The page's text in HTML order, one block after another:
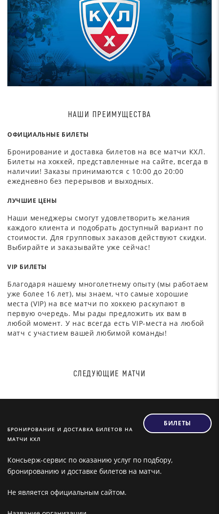
НАШИ ПРЕИМУЩЕСТВА
ОФИЦИАЛЬНЫЕ БИЛЕТЫ
Бронирование и доставка билетов на все матчи КХЛ.
Билеты на хоккей, представленные на сайте, всегда в
наличии! Заказы принимаются с 10:00 до 20:00
ежедневно без перерывов и выходных.
ЛУЧШИЕ ЦЕНЫ
Наши менеджеры смогут удовлетворить желания
каждого клиента и подобрать доступный вариант по
стоимости. Для групповых заказов действуют скидки.
Выбирайте и заказывайте уже сейчас!
VIP БИЛЕТЫ
Благодаря нашему многолетнему опыту (мы работаем
уже более 16 лет), мы знаем, что самые хорошие
места (VIP) на все матчи по хоккею раскупают в
первую очередь. Мы рады предложить их вам в
любой момент. У нас всегда есть VIP-места на любой
матч с участием вашей любимой команды!
СЛЕДУЮЩИЕ МАТЧИ
БРОНИРОВАНИЕ И ДОСТАВКА БИЛЕТОВ НА
МАТЧИ КХЛ
БИЛЕТЫ
Консьерж-сервис по оказанию услуг по подбору,
бронированию и доставке билетов на матчи.
Не является официальным сайтом.